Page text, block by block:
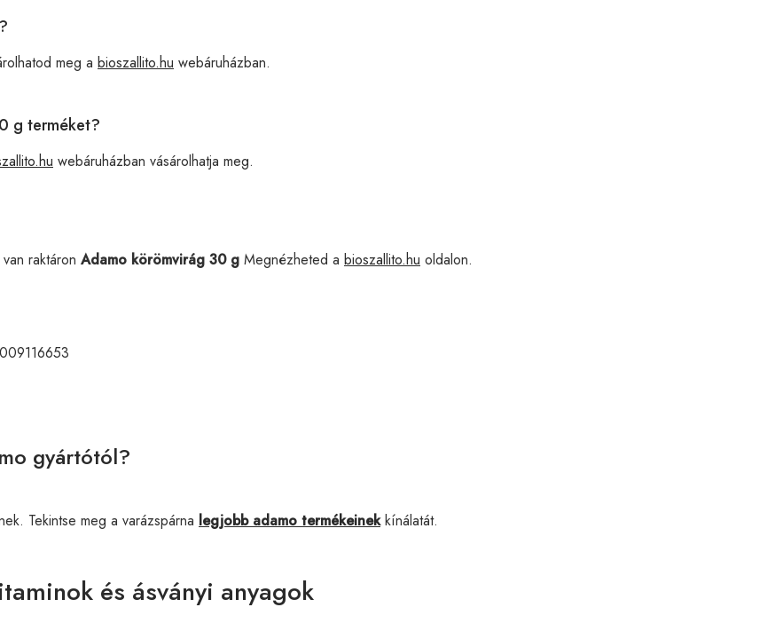
meg a bioszallito.hu webáruházban.
g terméket?
webáruházban vásárolhatja meg.
raktáron Adamo körömvirág 30 g Megnézheted a bioszallito.hu oldalon.
gyártótól?
Tekintse meg a varázspárna legjobb adamo termékeinekkínálatát.
és ásványi anyagok